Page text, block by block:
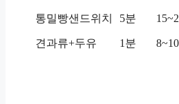
통밀빵샌드위치 5분
견과류+두유 1분 8~10